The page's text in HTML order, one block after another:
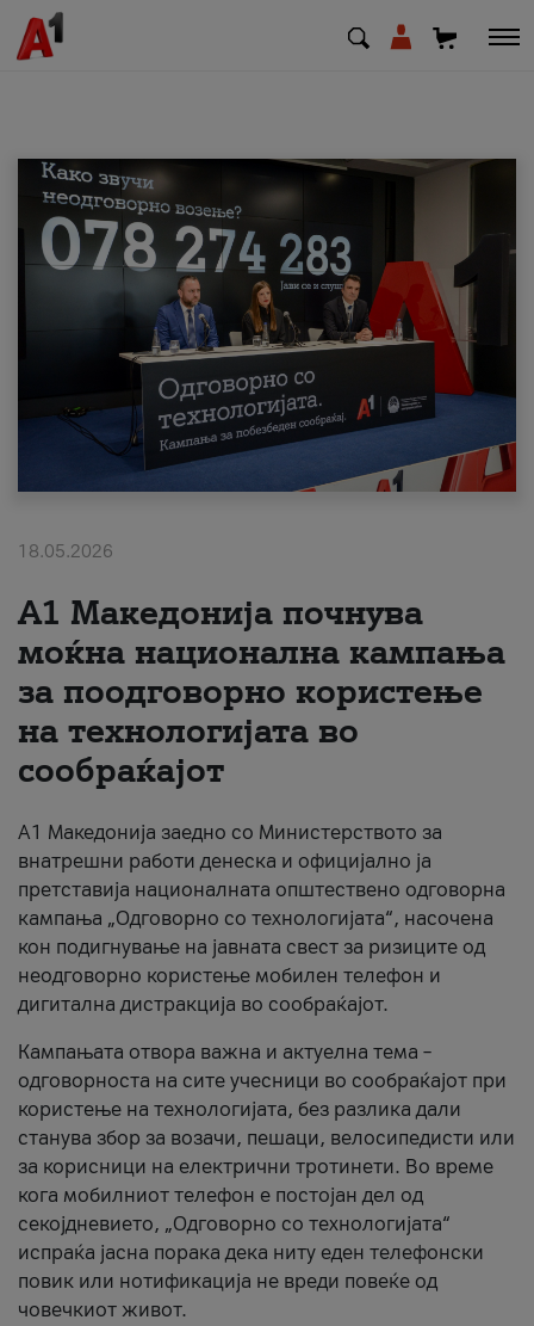
МК EN SQ
Деловни
Поддршка
Надополни кредит
#ПодобарОнлајн
18.05.2026
A1 Македонија почнува
моќна национална кампања
за поодговорно користење
на технологијата во
сообраќајот
A1 Македонија заедно со Министерството за
внатрешни работи денеска и официјално ја
претставија националната општествено одговорна
кампања „Одговорно со технологијата“, насочена
кон подигнување на јавната свест за ризиците од
неодговорно користење мобилен телефон и
дигитална дистракција во сообраќајот.
Кампањата отвора важна и актуелна тема –
одговорноста на сите учесници во сообраќајот при
користење на технологијата, без разлика дали
станува збор за возачи, пешаци, велосипедисти или
за корисници на електрични тротинети. Во време
кога мобилниот телефон е постојан дел од
секојдневието, „Одговорно со технологијата“
испраќа јасна порака дека ниту еден телефонски
повик или нотификација не вреди повеќе од
човечкиот живот.